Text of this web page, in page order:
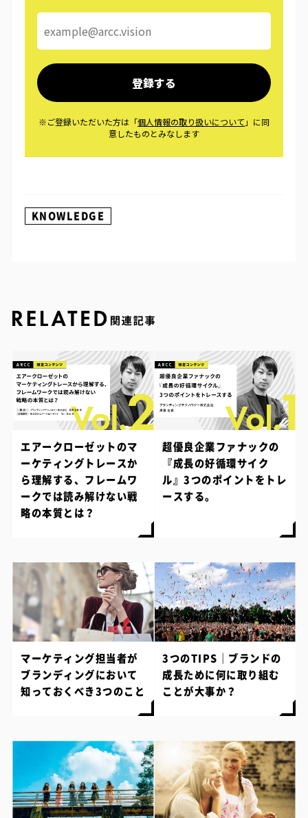
KNOWLEDGE
エアークローゼットのマ
ーケティングトレースか
ら理解する、フレームワ
ークでは読み解けない戦
略の本質とは？
超優良企業ファナックの
『成長の好循環サイク
ル』3つのポイントをトレ
ースする。
マーケティング担当者が
ブランディングにおいて
知っておくべき3つのこと
3つのTIPS｜ブランドの
成長ために何に取り組む
ことが大事か？